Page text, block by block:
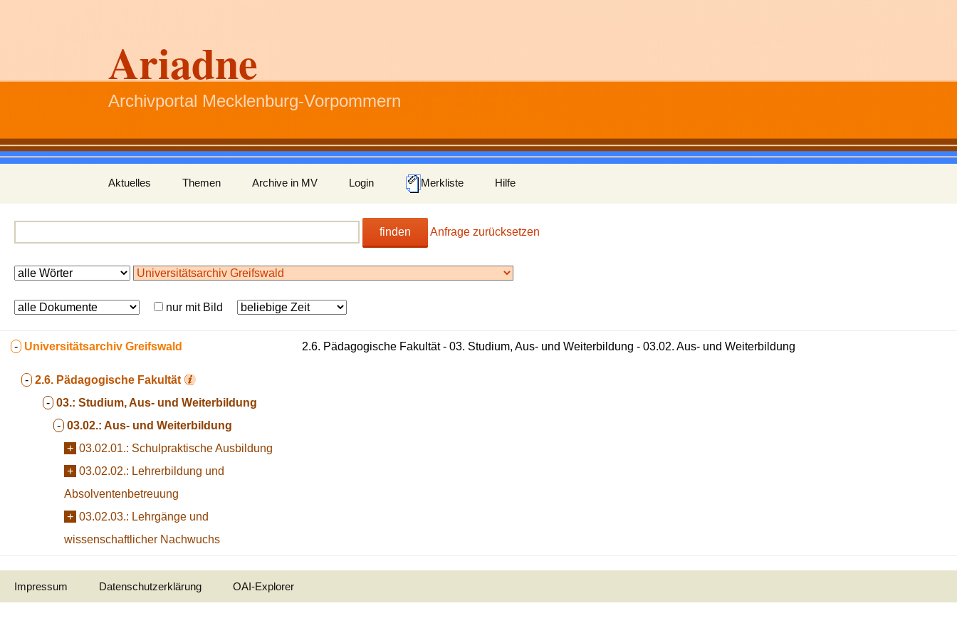
Ariadne
Archivportal Mecklenburg-Vorpommern
Inhalt
springen
Aktuelles Themen Archive in MV Login Merkliste Hilfe
finden Anfrage zurücksetzen
nur mit Bild
- Universitätsarchiv Greifswald
- 2.6. Pädagogische Fakultät
- 03.: Studium, Aus- und Weiterbildung
- 03.02.: Aus- und Weiterbildung
+ 03.02.01.: Schulpraktische Ausbildung
+ 03.02.02.: Lehrerbildung und
Absolventenbetreuung
+ 03.02.03.: Lehrgänge und
wissenschaftlicher Nachwuchs
2.6. Pädagogische Fakultät - 03. Studium, Aus- und Weiterbildung - 03.02. Aus- und Weiterbildung
Impressum Datenschutzerklärung OAI-Explorer